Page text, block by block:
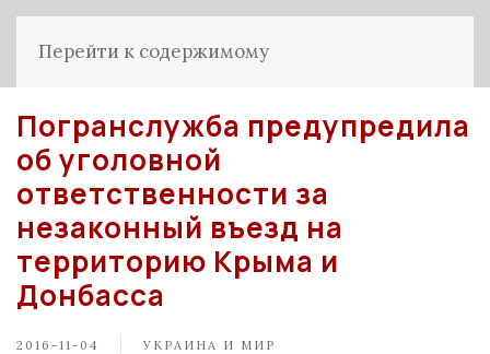
Перейти к содержимому
Погранслужба предупредила
об уголовной
ответственности за
незаконный въезд на
территорию Крыма и
Донбасса
2016-11-04 УКРАИНА И МИР